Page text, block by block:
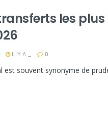
les
IL Y A _ 0
est souvent synonyme de